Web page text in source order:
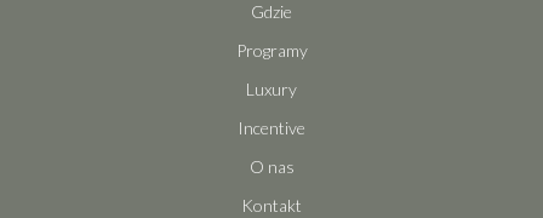
Gdzie
Programy
Luxury
Incentive
O nas
Kontakt